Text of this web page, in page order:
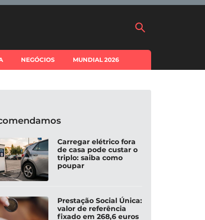
NEGÓCIOS MUNDIAL 2026
Carregar elétrico fora
de casa pode custar o
triplo: saiba como
poupar
Prestação Social Única:
valor de referência
fixado em 268,6 euros